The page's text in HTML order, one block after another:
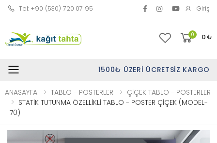
Tel: +90 (530) 720 07 95 Giriş
0 0₺
Toggle mobile menu1500₺ ÜZERI ÜCRETSIZ KARGO
ANASAYFA TABLO - POSTERLER
ÇİÇEK TABLO - POSTERLER
STATİK TUTUNMA ÖZELLİKLİ TABLO - POSTER ÇİÇEK (MODEL-
70)